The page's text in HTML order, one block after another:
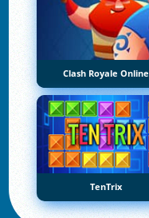
Clash Royale Online
TenTrix